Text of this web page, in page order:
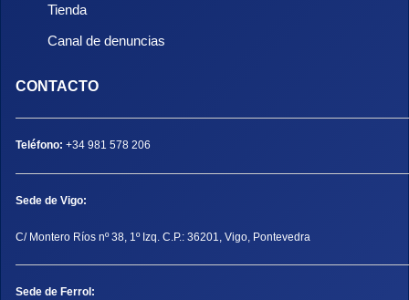
Tienda
Canal de denuncias
CONTACTO
Teléfono: +34 981 578 206
Sede de Vigo:
C/ Montero Ríos nº 38, 1º Izq. C.P.: 36201, Vigo, Pontevedra
Sede de Ferrol: